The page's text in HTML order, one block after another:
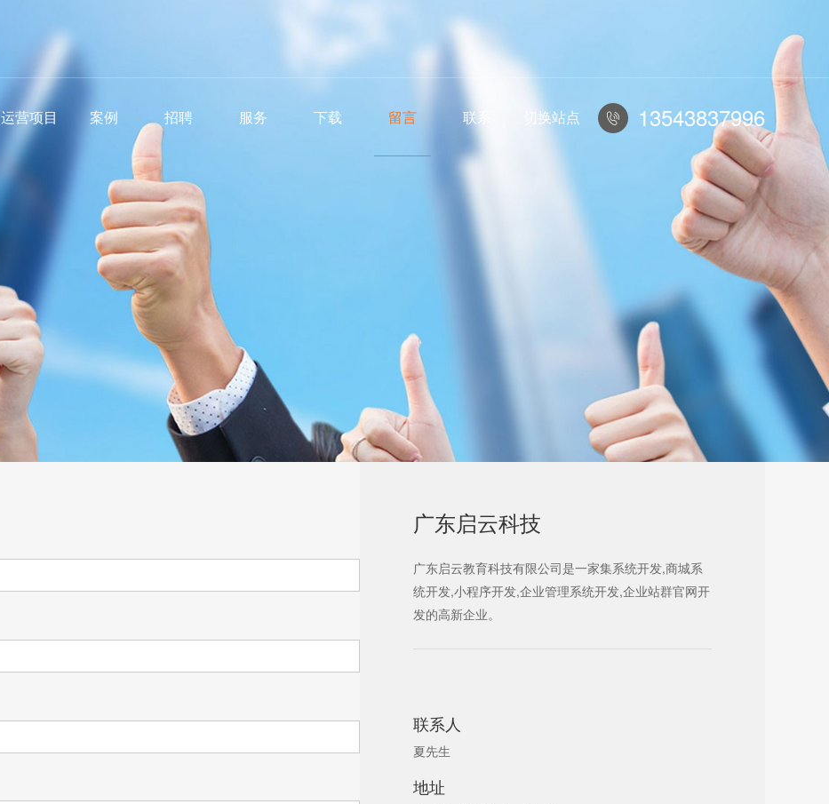
运营项目 案例 招聘 服务 下载 留言 联系 切换站点  13543837996
广东启云科技
广东启云教育科技有限公司是一家集系统开发,商城系
统开发,小程序开发,企业管理系统开发,企业站群官网开
发的高新企业。
联系人
夏先生
地址